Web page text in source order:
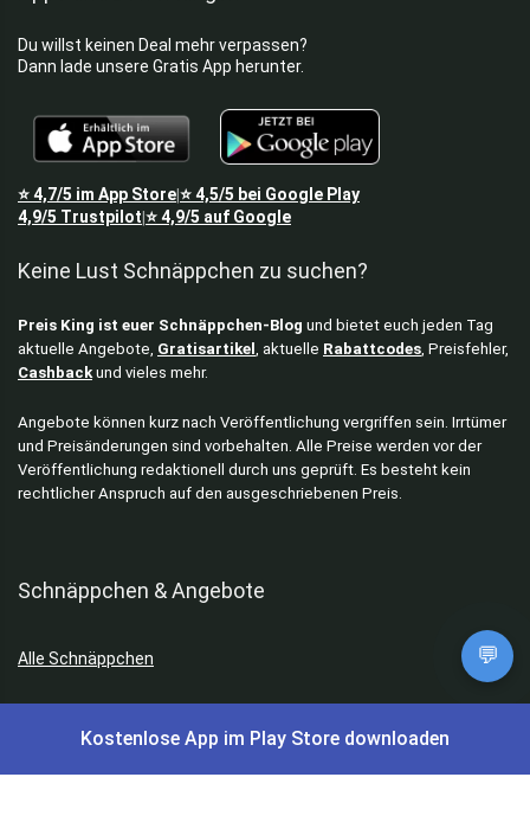
Du willst keinen Deal mehr verpassen?
Dann lade unsere Gratis App herunter.
⭐4,7/5 im App Store|⭐4,5/5 bei Google Play
4,9/5 Trustpilot|⭐4,9/5 auf Google
Keine Lust Schnäppchen zu suchen?
Preis King ist euer Schnäppchen-Blog und bietet euch jeden Tag
aktuelle Angebote, Gratisartikel , aktuelle Rabattcodes, Preisfehler,
Cashbackund vieles mehr.
Angebote können kurz nach Veröffentlichung vergriffen sein. Irrtümer
und Preisänderungen sind vorbehalten. Alle Preise werden vor der
Veröffentlichung redaktionell durch uns geprüft. Es besteht kein
rechtlicher Anspruch auf den ausgeschriebenen Preis.
Schnäppchen & Angebote
Alle Schnäppchen
Amazon Spar-Abo
💬
Kostenlose App im Play Store downloaden